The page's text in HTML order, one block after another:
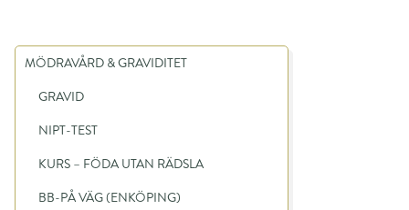
MÖDRAVÅRD & GRAVIDITET
GRAVID
NIPT-TEST
KURS – FÖDA UTAN RÄDSLA
BB-PÅ VÄG (ENKÖPING)